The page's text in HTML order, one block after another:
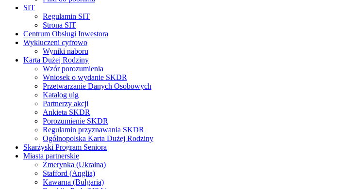
SIT
Regulamin SIT
Strona SIT
Centrum Obsługi Inwestora
Wykluczeni cyfrowo
Wyniki naboru
Karta Dużej Rodziny
Wzór porozumienia
Wniosek o wydanie SKDR
Przetwarzanie Danych Osobowych
Katalog ulg
Partnerzy akcji
Ankieta SKDR
Porozumienie SKDR
Regulamin przyznawania SKDR
Ogólnopolska Karta Dużej Rodziny
Skarżyski Program Seniora
Miasta partnerskie
Żmerynka (Ukraina)
Stafford (Anglia)
Kawarna (Bułgaria)